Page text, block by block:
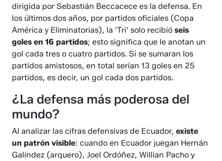
dirigida por Sebastián Beccacece es la defensa. En
los últimos dos años, por partidos oficiales (Copa
América y Eliminatorias), la 'Tri' solo recibióseis
goles en 16 partidos; esto significa que le anotan un
gol cada tres o cuatro partidos. Si se sumaran los
partidos amistosos, en total serían 13 goles en 25
partidos, es decir, un gol cada dos partidos.
¿La defensa más poderosa del
mundo?
Al analizar las cifras defensivas de Ecuador,existe
un patrón visible: cuando en Ecuador juegan Hernán
Galíndez (arquero), Joel Ordóñez, Willian Pacho y